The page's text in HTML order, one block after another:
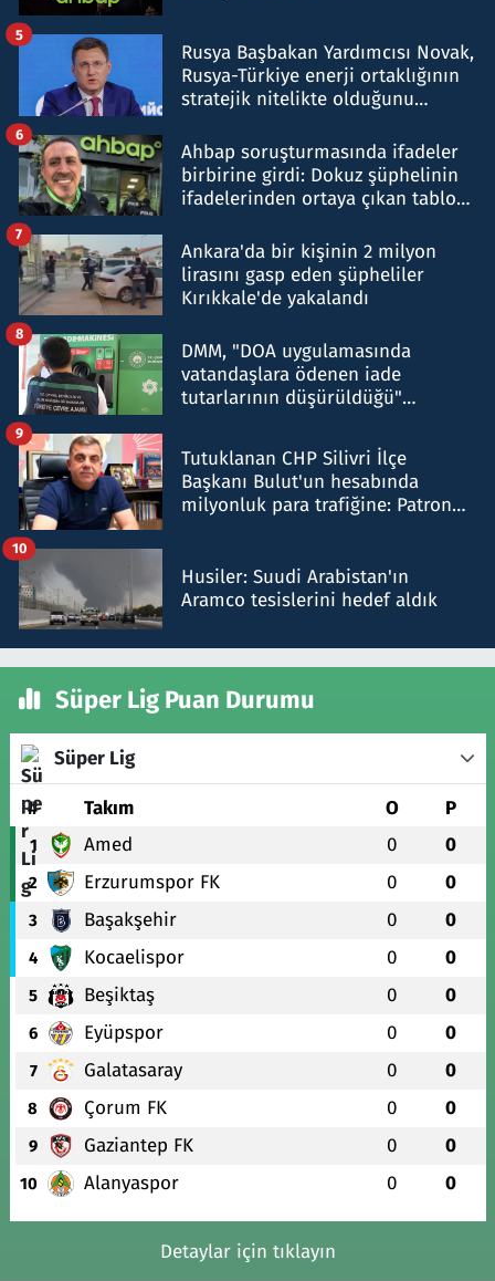
Rusya Başbakan Yardımcısı Novak,
Rusya-Türkiye enerji ortaklığının
stratejik nitelikte olduğunu
5
Ahbap soruşturmasında ifadeler
birbirine girdi: Dokuz şüphelinin
ifadelerinden ortaya çıkan tablo
6
Ankara'da bir kişinin 2 milyon
lirasını gasp eden şüpheliler
Kırıkkale'de yakalandı
7
DMM, "DOA uygulamasında
vatandaşlara ödenen iade
tutarlarının düşürüldüğü"
8
Tutuklanan CHP Silivri İlçe
Başkanı Bulut'un hesabında
milyonluk para trafiğine: Patron
9
Husiler: Suudi Arabistan'ın
Aramco tesislerini hedef aldık
10
Süper Lig Puan Durumu
Süper Lig
# Takım O P
1 Amed 0 0
2 Erzurumspor FK 0 0
3 Başakşehir 0 0
4 Kocaelispor 0 0
5 Beşiktaş 0 0
6 Eyüpspor 0 0
7 Galatasaray 0 0
8 Çorum FK 0 0
9 Gaziantep FK 0 0
10 Alanyaspor 0 0
Detaylar için tıklayın